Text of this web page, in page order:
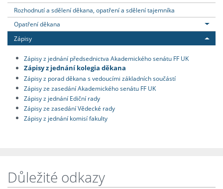
Rozhodnutí a sdělení děkana, opatření a sdělení tajemníka
Opatření děkana
Zápisy
Zápisy z jednání předsednictva Akademického senátu FF UK
Zápisy z jednání kolegia děkana
Zápisy z porad děkana s vedoucími základních součástí
Zápisy ze zasedání Akademického senátu FF UK
Zápisy z jednání Ediční rady
Zápisy ze zasedání Vědecké rady
Zápisy z jednání komisí fakulty
Důležité odkazy